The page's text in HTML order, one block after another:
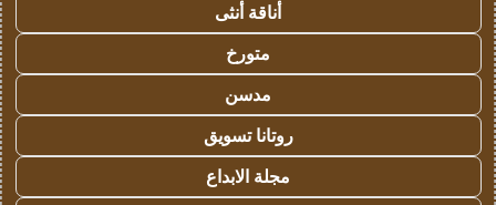
أناقة أنثى
متورخ
مدسن
روتانا تسويق
مجلة الابداع